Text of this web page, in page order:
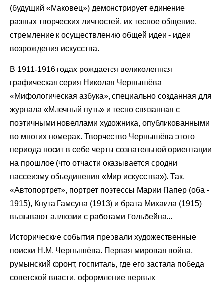
(будущий «Маковец») демонстрирует единение
разных творческих личностей, их тесное общение,
стремление к осуществлению общей идеи - идеи
возрождения искусства.
В 1911-1916 годах рождается великолепная
графическая серия Николая Чернышёва
«Мифологическая азбука», специально созданная для
журнала «Млечный путь» и тесно связанная с
поэтичными новеллами художника, опубликованными
во многих номерах. Творчество Чернышёва этого
периода носит в себе черты сознательной ориентации
на прошлое (что отчасти оказывается сродни
пассеизму объединения «Мир искусства»). Так,
«Автопортрет», портрет поэтессы Марии Папер (оба -
1915), Кнута Гамсуна (1913) и брата Михаила (1915)
вызывают аллюзии с работами Гольбейна...
Исторические события прервали художественные
поиски Н.М. Чернышёва. Первая мировая война,
румынский фронт, госпиталь, где его застала победа
советской власти, оформление первых